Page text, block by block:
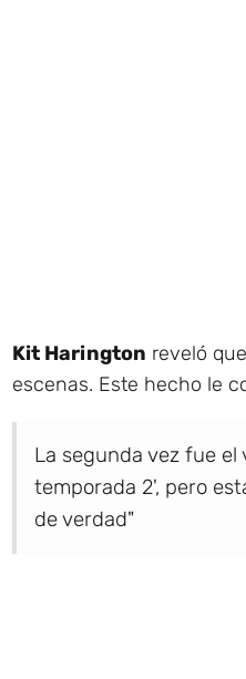
Kit Harington reveló
escenas. Este hecho le
La segunda vez fue
temporada 2', pero
de verdad"